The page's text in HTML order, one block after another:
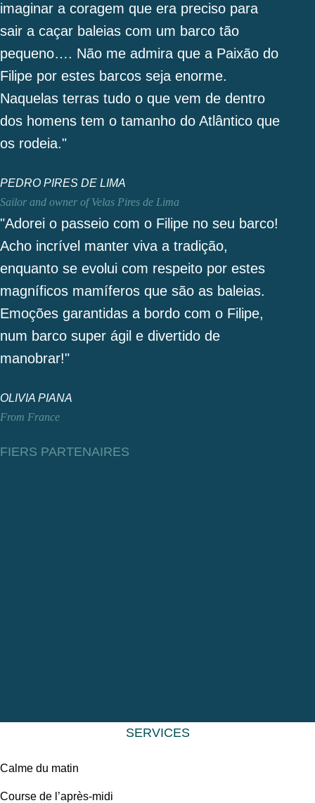
imaginar a coragem que era preciso para
sair a caçar baleias com um barco tão
pequeno…. Não me admira que a Paixão do
Filipe por estes barcos seja enorme.
Naquelas terras tudo o que vem de dentro
dos homens tem o tamanho do Atlântico que
os rodeia."
PEDRO PIRES DE LIMA
Sailor and owner of Velas Pires de Lima
"Adorei o passeio com o Filipe no seu barco!
Acho incrível manter viva a tradição,
enquanto se evolui com respeito por estes
magníficos mamíferos que são as baleias.
Emoções garantidas a bordo com o Filipe,
num barco super ágil e divertido de
manobrar!"
OLIVIA PIANA
From France
FIERS PARTENAIRES
SERVICES
Calme du matin
Course de l’après-midi